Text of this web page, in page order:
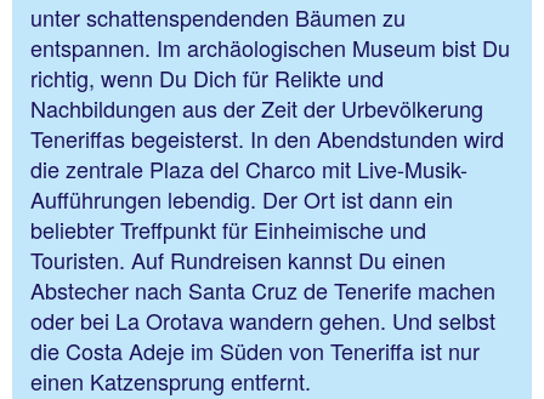
unter schattenspendenden Bäumen zu
entspannen. Im archäologischen Museum bist Du
richtig, wenn Du Dich für Relikte und
Nachbildungen aus der Zeit der Urbevölkerung
Teneriffas begeisterst. In den Abendstunden wird
die zentrale Plaza del Charco mit Live-Musik-
Aufführungen lebendig. Der Ort ist dann ein
beliebter Treffpunkt für Einheimische und
Touristen. Auf Rundreisen kannst Du einen
Abstecher nach Santa Cruz de Tenerife machen
oder bei La Orotava wandern gehen. Und selbst
die Costa Adeje im Süden von Teneriffa ist nur
einen Katzensprung entfernt.